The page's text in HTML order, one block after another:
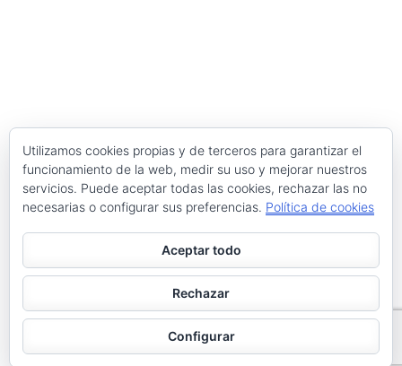
Utilizamos cookies propias y de terceros para garantizar el
funcionamiento de la web, medir su uso y mejorar nuestros
servicios. Puede aceptar todas las cookies, rechazar las no
necesarias o configurar sus preferencias. Política de cookies
Aceptar todo
Rechazar
Configurar